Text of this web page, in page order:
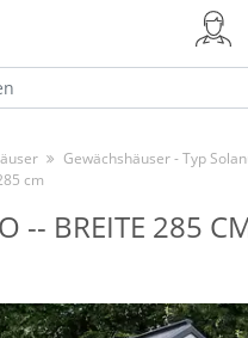
Gewächshäuser - Typ
cm
-- BREITE 285